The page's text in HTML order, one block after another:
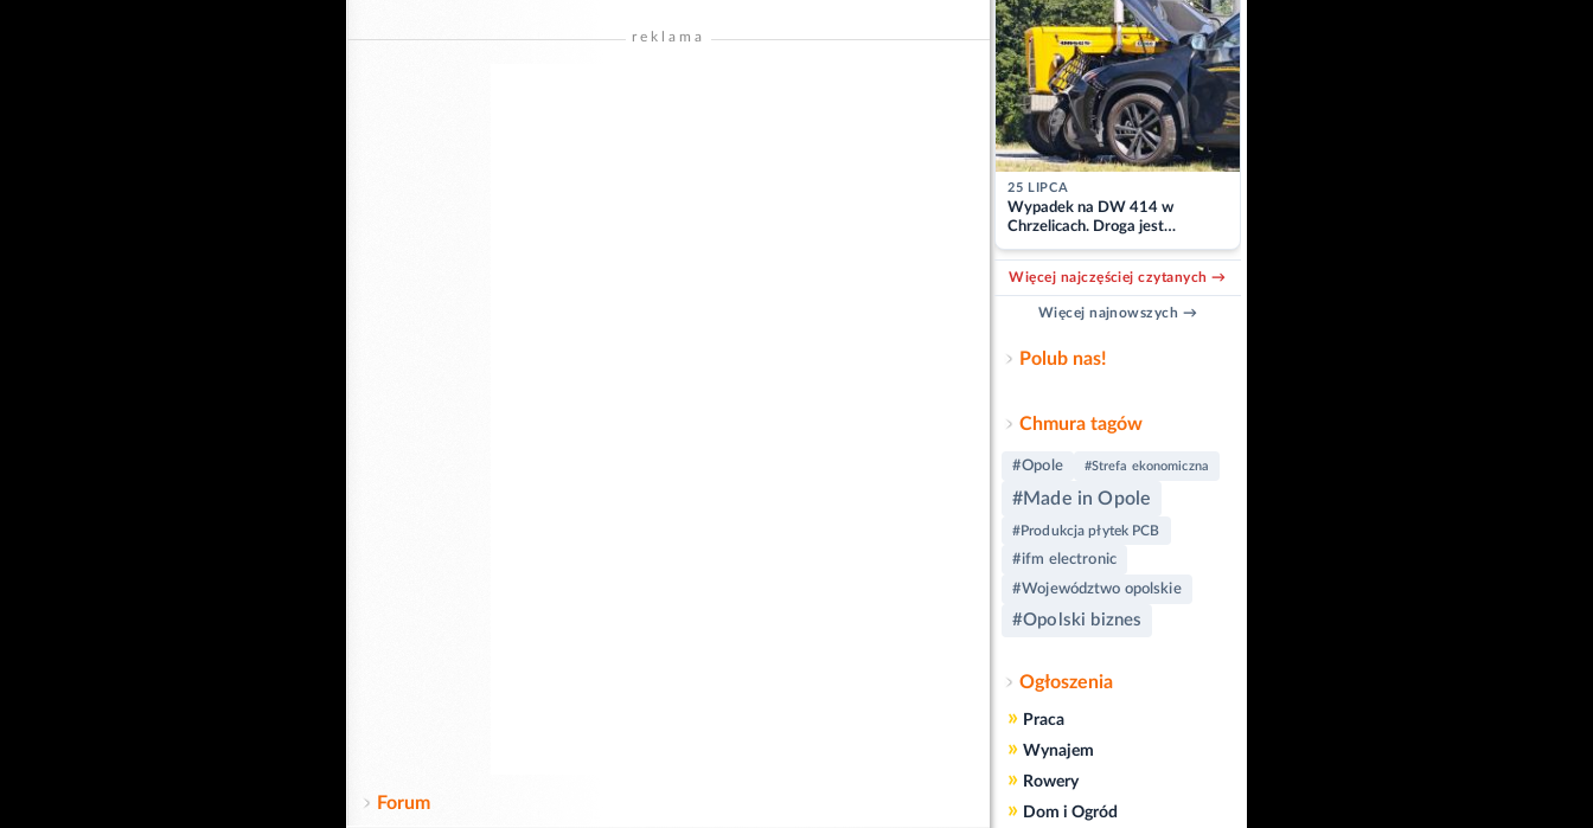
reklama
Forum
25 LIPCA
Wypadek na DW 414 w
Chrzelicach. Droga jest
zablokowana
Więcej najczęściej czytanych →
Więcej najnowszych →
Polub nas!
Chmura tagów
#Opole #Strefa ekonomiczna
#Made in Opole
#Produkcja płytek PCB
#ifm electronic
#Województwo opolskie
#Opolski biznes
Ogłoszenia
» Praca
» Wynajem
» Rowery
» Dom i Ogród